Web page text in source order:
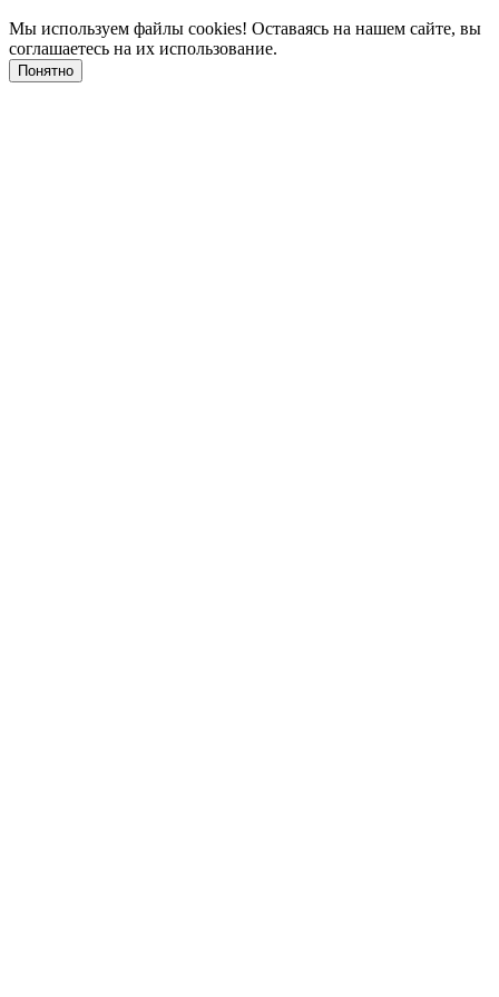
Мы используем файлы сookies! Оставаясь на нашем сайте, вы
соглашаетесь на их использование.
Понятно